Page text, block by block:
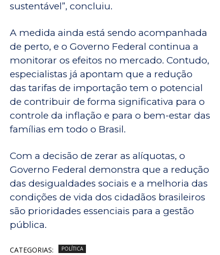
sustentável”, concluiu.
A medida ainda está sendo acompanhada
de perto, e o Governo Federal continua a
monitorar os efeitos no mercado. Contudo,
especialistas já apontam que a redução
das tarifas de importação tem o potencial
de contribuir de forma significativa para o
controle da inflação e para o bem-estar das
famílias em todo o Brasil.
Com a decisão de zerar as alíquotas, o
Governo Federal demonstra que a redução
das desigualdades sociais e a melhoria das
condições de vida dos cidadãos brasileiros
são prioridades essenciais para a gestão
pública.
CATEGORIAS: POLÍTICA